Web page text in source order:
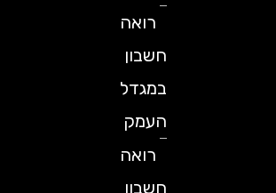
רואה
חשבון
במגדל
העמק
רואה
חשבון